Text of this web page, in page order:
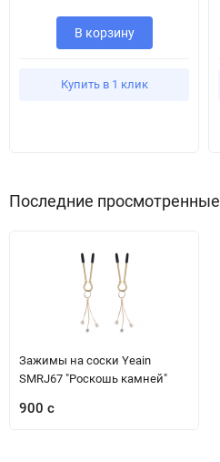
В корзину
Купить в 1 клик
Последние просмотренные
Зажимы на соски Yeain
SMRJ67 "Роскошь камней"
900 с